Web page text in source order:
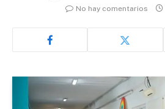
No hay comentarios